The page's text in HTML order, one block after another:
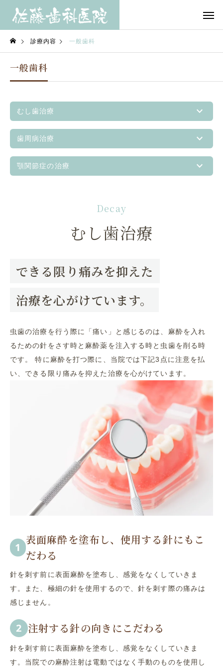
診療内容 一般歯科
一般歯科
むし歯治療
歯周病治療
顎関節症の治療
Decay
むし歯治療
できる限り痛みを抑えた
治療を心がけています。
虫歯の治療を行う際に「痛い」と感じるのは、麻酔を入れ
るための針をさす時と麻酔薬を注入する時と虫歯を削る時
です。 特に麻酔を打つ際に、当院では下記3点に注意を払
い、できる限り痛みを抑えた治療を心がけています。
表面麻酔を塗布し、使用する針にもこ
だわる
針を刺す前に表面麻酔を塗布し、感覚をなくしていきま
す。また、極細の針を使用するので、針を刺す際の痛みは
感じません。
注射する針の向きにこだわる
針を刺す前に表面麻酔を塗布し、感覚をなくしていきま
す。当院での麻酔注射は電動ではなく手動のものを使用し